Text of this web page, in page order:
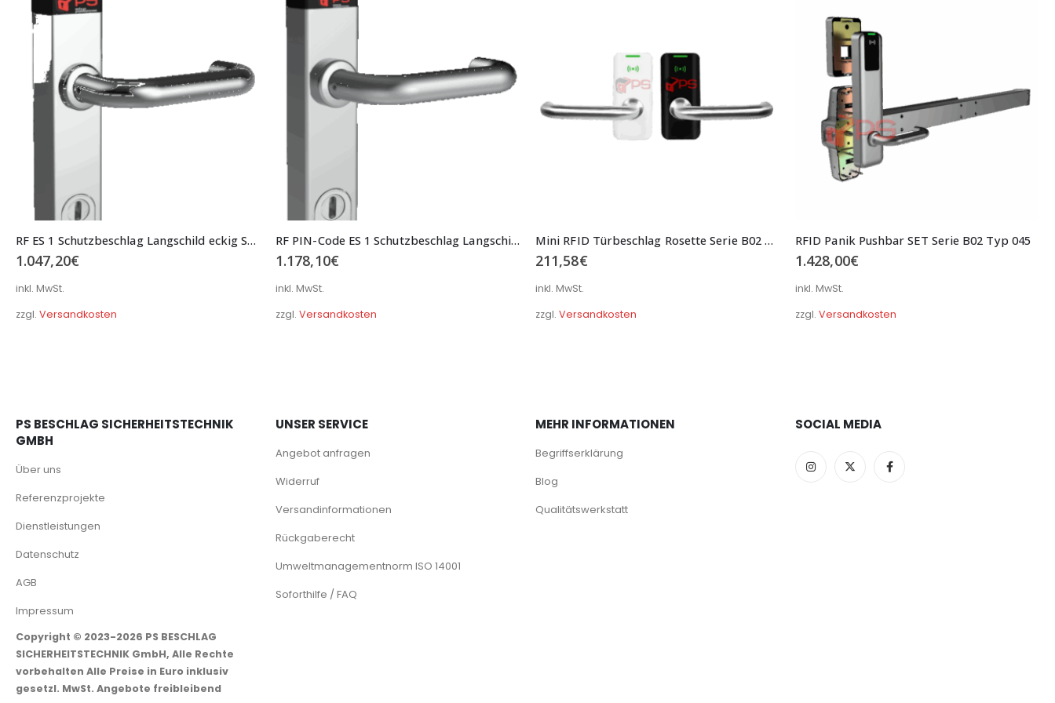
RF ES 1 Schutzbeschlag Langschild eckig Schmal Serie B02 Typ 082ES1
1.047,20€
inkl. MwSt.
zzgl. Versandkosten
RF PIN-Code ES 1 Schutzbeschlag Langschild eckig Schmal Serie B02 Typ 083ES1
1.178,10€
inkl. MwSt.
zzgl. Versandkosten
Mini RFID Türbeschlag Rosette Serie B02 Typ 050
211,58€
inkl. MwSt.
zzgl. Versandkosten
RFID Panik Pushbar SET Serie B02 Typ 045
1.428,00€
inkl. MwSt.
zzgl. Versandkosten
PS BESCHLAG SICHERHEITSTECHNIK
GMBH
Über uns
Referenzprojekte
Dienstleistungen
Datenschutz
AGB
Impressum
Copyright © 2023-2026 PS BESCHLAG
SICHERHEITSTECHNIK GmbH, Alle Rechte
vorbehalten Alle Preise in Euro inklusiv
gesetzl. MwSt. Angebote freibleibend
UNSER SERVICE
Angebot anfragen
Widerruf
Versandinformationen
Rückgaberecht
Umweltmanagementnorm ISO 14001
Soforthilfe / FAQ
MEHR INFORMATIONEN
Begriffserklärung
Blog
Qualitätswerkstatt
SOCIAL MEDIA